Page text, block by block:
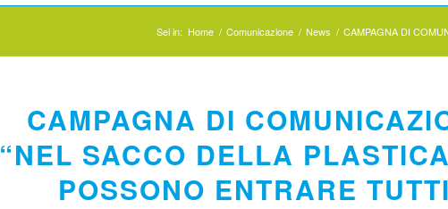
Sei in: Home / Comunicazione / News / CAMPAGNA DI
CAMPAGNA DI
“NEL SACCO DELLA
POSSONO ENTRARE